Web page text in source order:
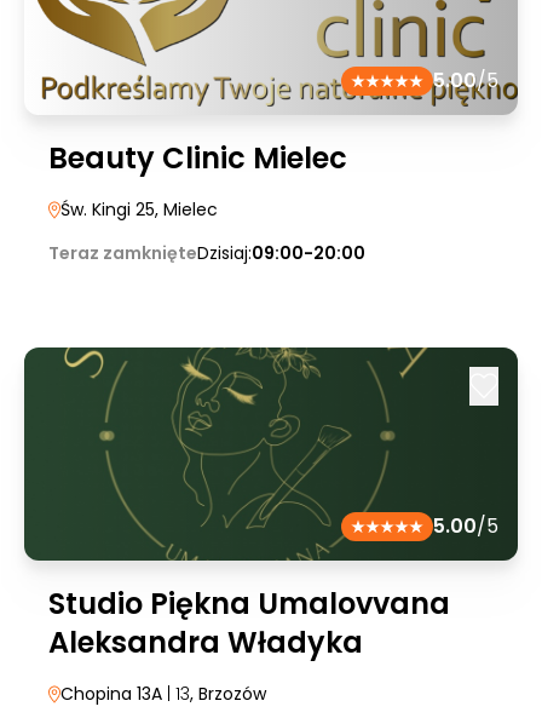
5.00/5
Beauty Clinic Mielec
Św. Kingi 25, Mielec
Teraz zamknięteDzisiaj:09:00-20:00
5.00/5
Studio Piękna Umalovvana
Aleksandra Władyka
Chopina 13A | 13, Brzozów